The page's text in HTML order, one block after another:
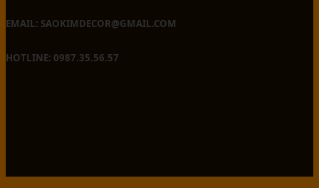
EMAIL: SAOKIMDECOR@GMAIL.COM
HOTLINE: 0987.35.56.57